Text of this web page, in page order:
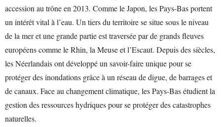
accession au trône en 2013. Comme le Japon, les Pays-Bas portent
un intérêt vital à l’eau. Un tiers du territoire se situe sous le niveau
de la mer et une grande partie est traversée par de grands fleuves
européens comme le Rhin, la Meuse et l’Escaut. Depuis des siècles,
les Néerlandais ont développé un savoir-faire unique pour se
protéger des inondations grâce à un réseau de digue, de barrages et
de canaux. Face au changement climatique, les Pays-Bas étudient la
gestion des ressources hydriques pour se protéger des catastrophes
naturelles.